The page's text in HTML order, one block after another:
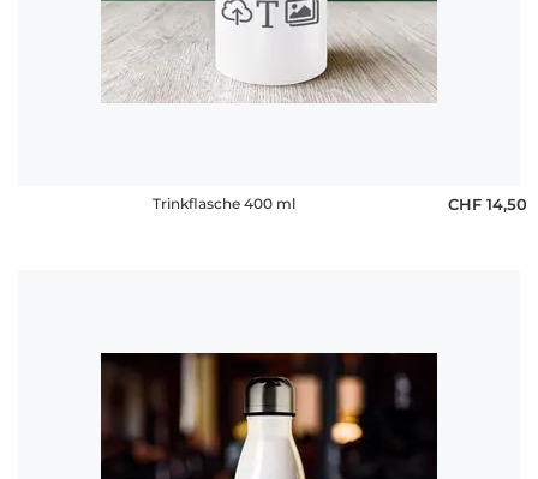
Trinkflasche 400 ml CHF 14,50